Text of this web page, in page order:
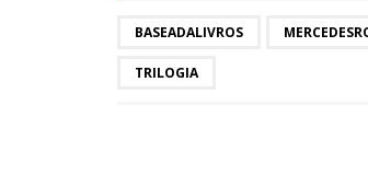
BASEADALIVROS
TRILOGIA